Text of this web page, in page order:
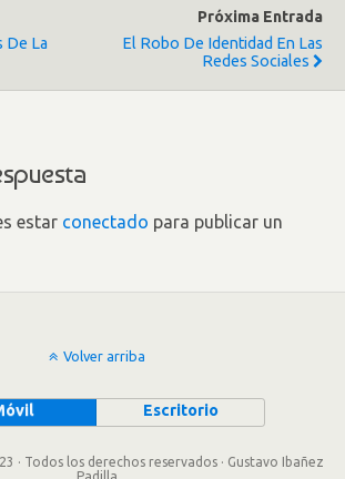
De La
Próxima Entrada
El Robo De Identidad En Las
Redes Sociales
estar conectado para publicar un
Volver arriba
Escritorio
· Todos los derechos reservados · Gustavo Ibañez
Padilla